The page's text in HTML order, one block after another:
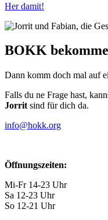
Her damit!
BOKK
Dann komm doch mal auf
Falls du ne Frage hast,
Jorrit sind für dich da.
info@hokk.org
Öffnungszeiten:
Mi-Fr 14-23 Uhr
Sa 12-23 Uhr
So 12-21 Uhr